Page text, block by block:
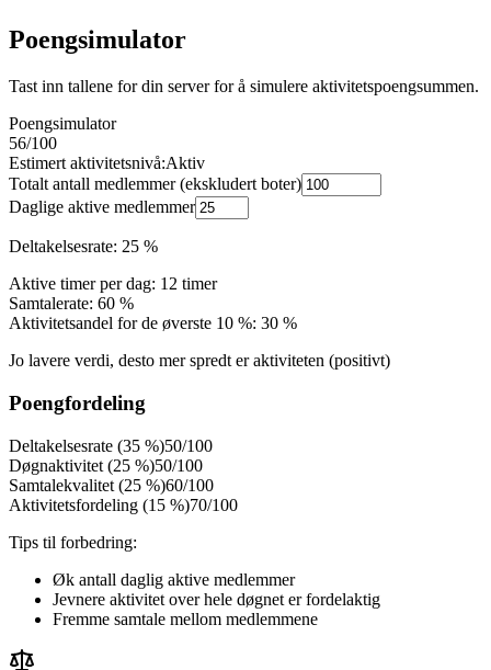
Poengsimulator
Tast inn tallene for din server for å simulere aktivitetspoengsummen.
Poengsimulator
56/100
Estimert aktivitetsnivå:Aktiv
Totalt antall medlemmer (ekskludert boter)
Daglige aktive medlemmer
Deltakelsesrate: 25 %
Aktive timer per dag: 12 timer
Samtalerate: 60 %
Aktivitetsandel for de øverste 10 %: 30 %
Jo lavere verdi, desto mer spredt er aktiviteten (positivt)
Poengfordeling
Deltakelsesrate (35 %)50/100
Døgnaktivitet (25 %)50/100
Samtalekvalitet (25 %)60/100
Aktivitetsfordeling (15 %)70/100
Tips til forbedring:
Øk antall daglig aktive medlemmer
Jevnere aktivitet over hele døgnet er fordelaktig
Fremme samtale mellom medlemmene